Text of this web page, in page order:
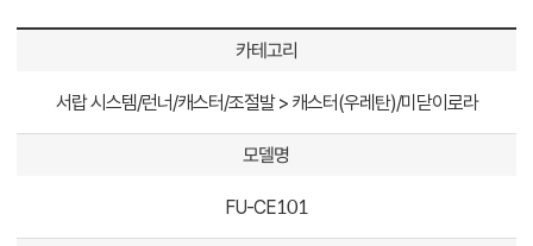
카테고리
서랍 시스템/런너/캐스터/조절발 > 캐스터(우레탄)/미닫이로라
모델명
FU-CE101